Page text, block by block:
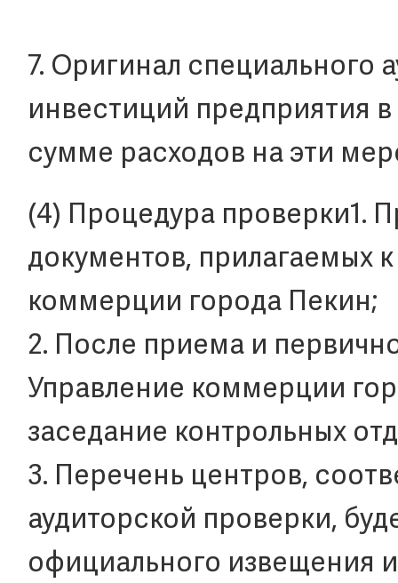
7. Оригинал специального
инвестиций предприятия
сумме расходов на эти
(4) Процедура проверки1.
документов, прилагаемых
коммерции города Пекин;
2. После приема и
Управление коммерции
заседание контрольных
3. Перечень центров,
аудиторской проверки,
официального извещения